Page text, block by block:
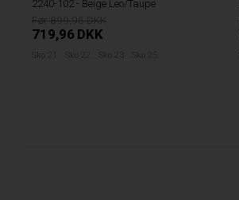
2217-101- Dark Brown
849,95
679,96 DKK
Sko 21 Sko 22 Sko 23 Sko 24